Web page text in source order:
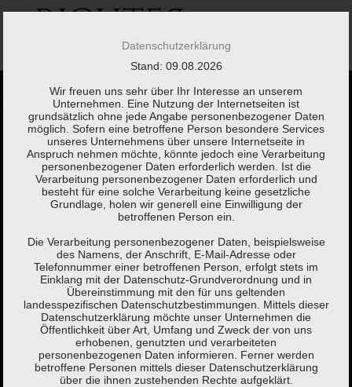
Springe
Inhalt
Kaum etwas braucht
so viel Erklärung wie
eine Steuererklärung.
Brigitte Fuchs,Schweizer Autorin, Lyrikerin, Sprachspielerin
(*1951)
KONTAKT LEISTUNGEN
Datenschutzerklärung
Stand: 09.08.2026
Wir freuen uns sehr über Ihr Interesse an unserem
Unternehmen. Eine Nutzung der Internetseiten ist
grundsätzlich ohne jede Angabe personenbezogener Daten
möglich. Sofern eine betroffene Person besondere Services
unseres Unternehmens über unsere Internetseite in
Anspruch nehmen möchte, könnte jedoch eine Verarbeitung
personenbezogener Daten erforderlich werden. Ist die
Verarbeitung personenbezogener Daten erforderlich und
besteht für eine solche Verarbeitung keine gesetzliche
Grundlage, holen wir generell eine Einwilligung der
betroffenen Person ein.
Die Verarbeitung personenbezogener Daten, beispielsweise
des Namens, der Anschrift, E-Mail-Adresse oder
Telefonnummer einer betroffenen Person, erfolgt stets im
Einklang mit der Datenschutz-Grundverordnung und in
Übereinstimmung mit den für uns geltenden
landesspezifischen Datenschutzbestimmungen. Mittels dieser
Datenschutzerklärung möchte unser Unternehmen die
Öffentlichkeit über Art, Umfang und Zweck der von uns
erhobenen, genutzten und verarbeiteten
personenbezogenen Daten informieren. Ferner werden
betroffene Personen mittels dieser Datenschutzerklärung
über die ihnen zustehenden Rechte aufgeklärt.